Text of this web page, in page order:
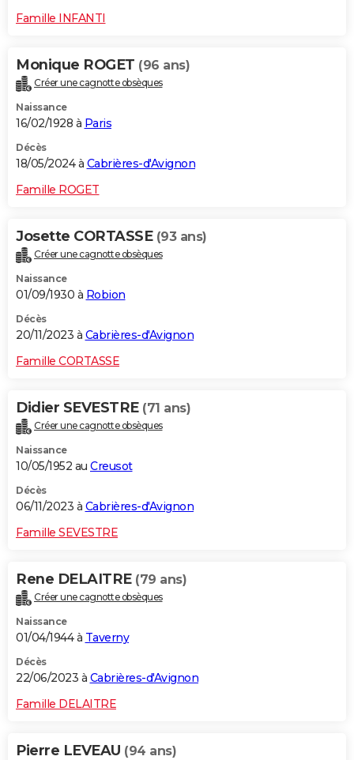
Famille INFANTI
Monique ROGET (96 ans)
Créer une cagnotte obsèques
Naissance
16/02/1928 à Paris
Décès
18/05/2024 à Cabrières-d'Avignon
Famille ROGET
Josette CORTASSE (93 ans)
Créer une cagnotte obsèques
Naissance
01/09/1930 à Robion
Décès
20/11/2023 à Cabrières-d'Avignon
Famille CORTASSE
Didier SEVESTRE (71 ans)
Créer une cagnotte obsèques
Naissance
10/05/1952 au Creusot
Décès
06/11/2023 à Cabrières-d'Avignon
Famille SEVESTRE
Rene DELAITRE (79 ans)
Créer une cagnotte obsèques
Naissance
01/04/1944 à Taverny
Décès
22/06/2023 à Cabrières-d'Avignon
Famille DELAITRE
Pierre LEVEAU (94 ans)